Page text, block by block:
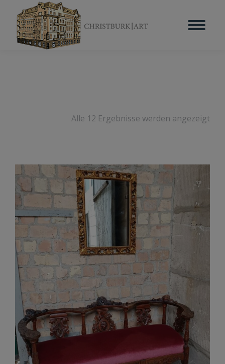
Alle 12 Ergebnisse werden angezeigt